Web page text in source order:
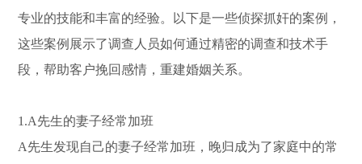
专业的技能和丰富的经验。以下是一些侦探抓奸的案例，
这些案例展示了调查人员如何通过精密的调查和技术手
段，帮助客户挽回感情，重建婚姻关系。
1.A先生的妻子经常加班
A先生发现自己的妻子经常加班，晚归成为了家庭中的常